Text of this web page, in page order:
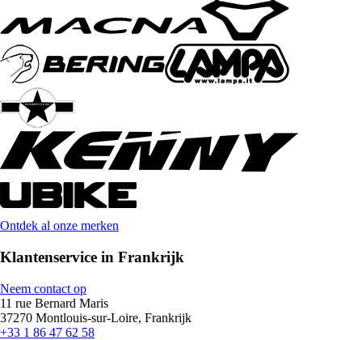
Ontdek al onze merken
Klantenservice in Frankrijk
Neem contact op
11 rue Bernard Maris
37270 Montlouis-sur-Loire, Frankrijk
+33 1 86 47 62 58